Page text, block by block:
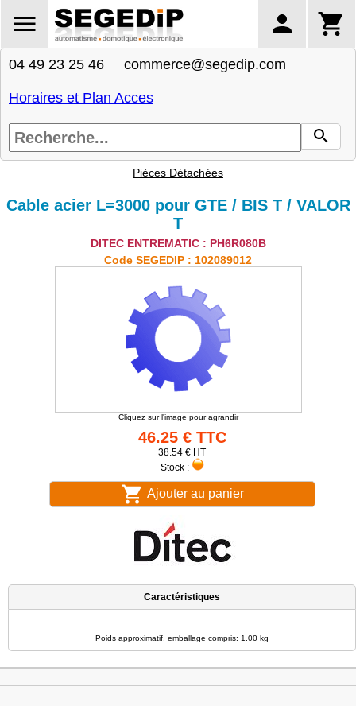
04 49 23 25 46 commerce@segedip.com
Horaires et Plan Acces
Pièces Détachées
Cable acier L=3000 pour GTE / BIS T / VALOR
T
DITEC ENTREMATIC : PH6R080B
Code SEGEDIP : 102089012
Cliquez sur l'image pour agrandir
46.25 € TTC
38.54 € HT
Stock :
Ajouter au panier
Caractéristiques
Poids approximatif, emballage compris: 1.00 kg